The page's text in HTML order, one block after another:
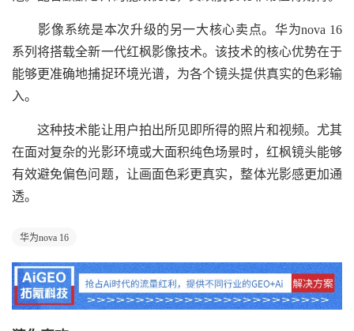
影像系统是本次升级的另一大核心卖点。华为nova 16
系列将搭载全新一代红枫影像技术。该技术的核心优势在于
能够更准确地捕捉环境光谱，为各个镜头提供真实的色彩输
入。
这种技术能让用户拍出所见即所得的照片和视频。尤其
在面对复杂的光影环境或大面积纯色场景时，红枫镜头能够
有效避免偏色问题，让画面色彩更真实，整体光影感更加通
透。
华为nova 16